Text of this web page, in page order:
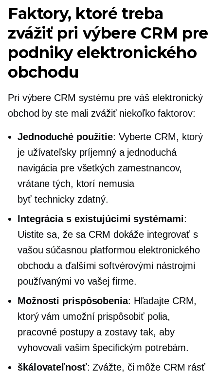
Faktory, ktoré treba
zvážiť pri výbere CRM pre
podniky elektronického
obchodu
Pri výbere CRM systému pre váš elektronický
obchod by ste mali zvážiť niekoľko faktorov:
Jednoduché použitie: Vyberte CRM, ktorý
je užívateľsky príjemnýa jednoduchá
navigácia pre všetkých zamestnancov,
vrátane tých, ktorí nemusia
byť technicky zdatný.
Integrácia s existujúcimi systémami:
Uistite sa, že sa CRM dokáže integrovať s
vašou súčasnou platformou elektronického
obchodu a ďalšími softvérovými nástrojmi
používanými vo vašej firme.
Možnosti prispôsobenia: Hľadajte CRM,
ktorý vám umožní prispôsobiť polia,
pracovné postupy a zostavy tak, aby
vyhovovali vašim špecifickým potrebám.
škálovateľnosť: Zvážte, či môže CRM rásť